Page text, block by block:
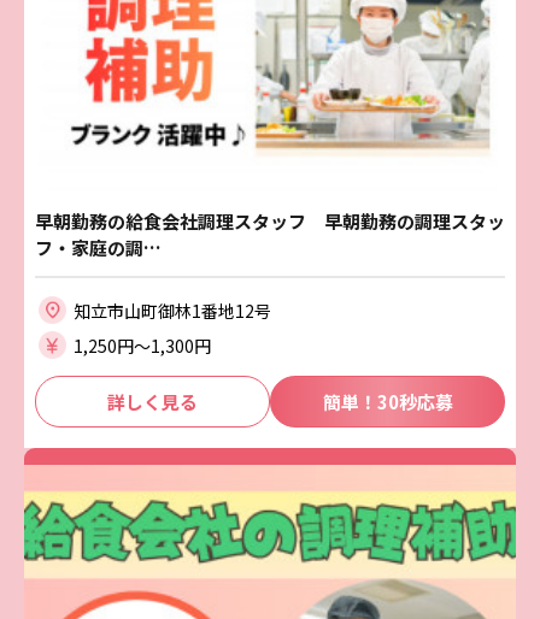
早朝勤務の給食会社調理スタッフ 早朝勤務の調理スタッ
フ・家庭の調…
知立市山町御林1番地12号
1,250円〜1,300円
詳しく見る 簡単！30秒応募